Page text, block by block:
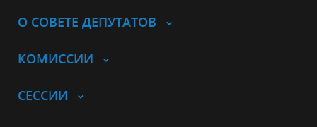
О СОВЕТЕ ДЕПУТАТОВ
КОМИССИИ
СЕССИИ